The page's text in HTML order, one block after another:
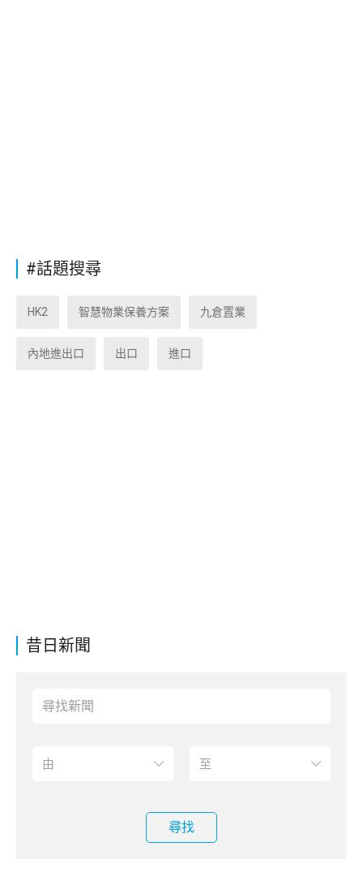
昔日新聞
尋找
#話題搜尋
HK2 智慧物業保養方案 九倉置業
內地進出口 出口 進口